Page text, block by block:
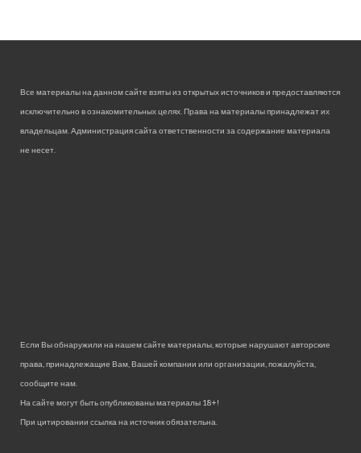
Все материалы на данном сайте взяты из открытых источников и предоставляются
исключительно в ознакомительных целях. Права на материалы принадлежат их
владельцам. Администрация сайта ответственности за содержание материала
не несет.
Если Вы обнаружили на нашем сайте материалы, которые нарушают авторские
права, принадлежащие Вам, Вашей компании или организации, пожалуйста,
сообщите нам.
На сайте могут быть опубликованы материалы 18+!
При цитировании ссылка на источник обязательна.